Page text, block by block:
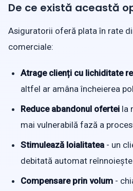
De ce există această
Asiguratorii oferă plata în rate
comerciale:
Atrage clienți cu lichiditate
altfel ar amâna încheierea
Reduce abandonul ofertei la
mai vulnerabilă fază a
Stimulează loialitatea - un
debitată automat
Compensare prin volum -